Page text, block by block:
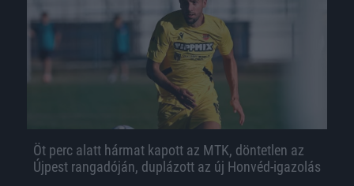
Öt perc alatt hármat kapott az MTK, döntetlen az
Újpest rangadóján, duplázott az új Honvéd-igazolás